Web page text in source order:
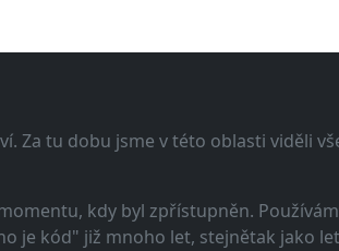
Za tu dobu jsme v této oblasti viděli
kdy byl zpřístupněn.
je kód" již mnoho let, stejnětak jako